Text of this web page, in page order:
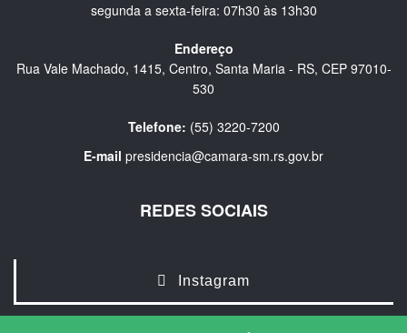
segunda a sexta-feira: 07h30 às 13h30
Endereço
Rua Vale Machado, 1415, Centro, Santa Maria - RS, CEP 97010-
530
Telefone: (55) 3220-7200
E-mail presidencia@camara-sm.rs.gov.br
REDES SOCIAIS
Instagram